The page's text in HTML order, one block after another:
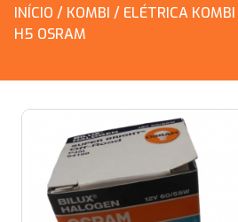
INÍCIO / KOMBI / ELÉTRICA KOMBI
H5 OSRAM